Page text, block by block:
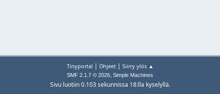
Tinyportal | Ohjeet| Siirry ylös ▲
SMF 2.1.7 © 2026, Simple Machines
Sivu luotiin 0.103 sekunnissa 18:lla kyselyllä.